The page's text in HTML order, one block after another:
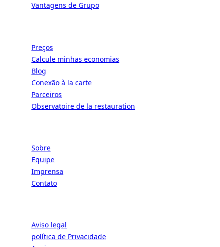
Vantagens de Grupo
Preços
Calcule minhas economias
Blog
Conexão à la carte
Parceiros
Observatoire de la restauration
Sobre
Equipe
Imprensa
Contato
Aviso legal
política de Privacidade